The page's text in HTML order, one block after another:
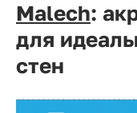
Калькуляторы
Контакты
8
Malech:
для
стен